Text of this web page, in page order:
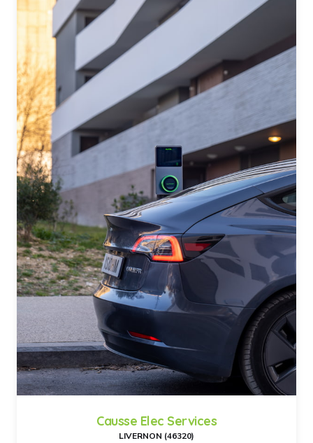
Causse Elec Services
LIVERNON (46320)